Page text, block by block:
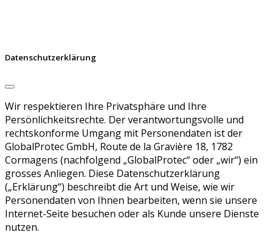
Datenschutzerklärung
Wir respektieren Ihre Privatsphäre und Ihre
Persönlichkeitsrechte. Der verantwortungsvolle und
rechtskonforme Umgang mit Personendaten ist der
GlobalProtec GmbH, Route de la Gravière 18, 1782
Cormagens (nachfolgend „GlobalProtec“ oder „wir“) ein
grosses Anliegen. Diese Datenschutzerklärung
(„Erklärung“) beschreibt die Art und Weise, wie wir
Personendaten von Ihnen bearbeiten, wenn sie unsere
Internet-Seite besuchen oder als Kunde unsere Dienste
nutzen.